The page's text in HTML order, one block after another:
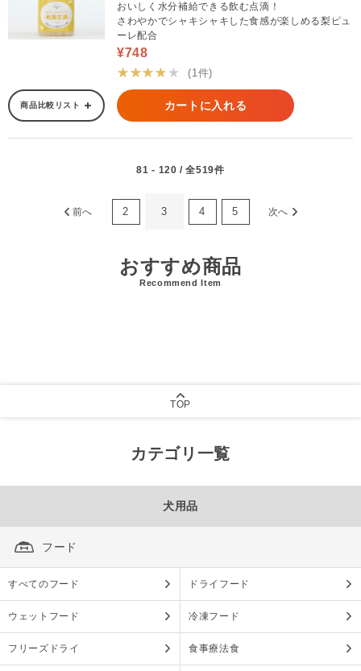
おいしく水分補給できる飲む点滴！
さわやかでシャキシャキした食感が楽しめる梨ピュ
ーレ配合
¥748
★★★★★
(1件)
商品比較リスト カートに入れる
81 - 120 / 全519件
前へ 2 3 4 5 次へ
おすすめ商品
Recommend Item
TOP
カテゴリ一覧
犬用品
フード
すべてのフード ドライフード
ウェットフード 冷凍フード
フリーズドライ 食事療法食